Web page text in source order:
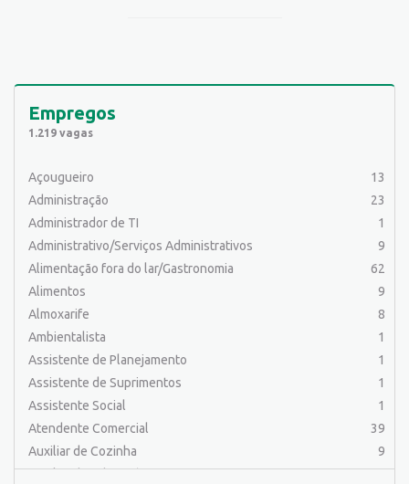
Empregos
1.219 vagas
Açougueiro
13
Administração
23
Administrador de TI
1
Administrativo/Serviços Administrativos
9
Alimentação fora do lar/Gastronomia
62
Alimentos
9
Almoxarife
8
Ambientalista
1
Assistente de Planejamento
1
Assistente de Suprimentos
1
Assistente Social
1
Atendente Comercial
39
Auxiliar de Cozinha
9
Auxiliar de Laboratório
2